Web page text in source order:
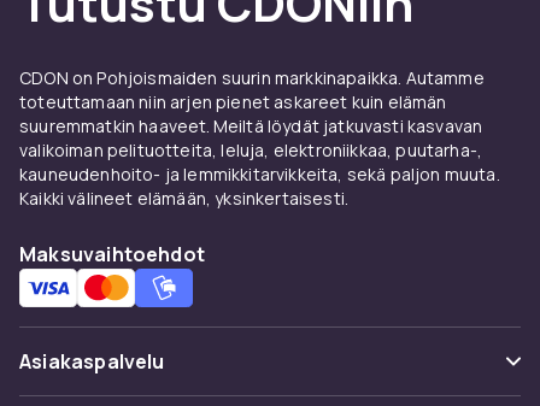
CDON on Pohjoismaiden suurin markkinapaikka. Autamme
toteuttamaan niin arjen pienet askareet kuin elämän
suuremmatkin haaveet. Meiltä löydät jatkuvasti kasvavan
valikoiman pelituotteita, leluja, elektroniikkaa, puutarha-,
kauneudenhoito- ja lemmikkitarvikkeita, sekä paljon muuta.
Kaikki välineet elämään, yksinkertaisesti.
Maksuvaihtoehdot
Asiakaspalvelu